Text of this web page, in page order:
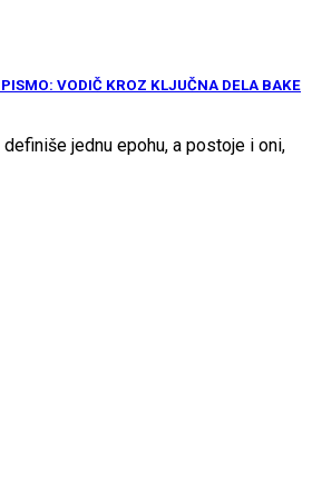
VODIČ KROZ KLJUČNA DELA BAKE
jednu epohu, a postoje i oni,